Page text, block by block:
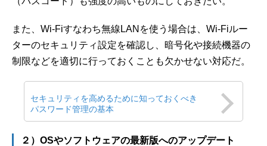
また、Wi-Fiすなわち無線LANを使う場合は、Wi-Fiルー
ターのセキュリティ設定を確認し、暗号化や接続機器の
制限などを適切に行っておくことも欠かせない対応だ。
セキュリティを高めるために知っておくべき
パスワード管理の基本
２）OSやソフトウェアの最新版へのアップデート